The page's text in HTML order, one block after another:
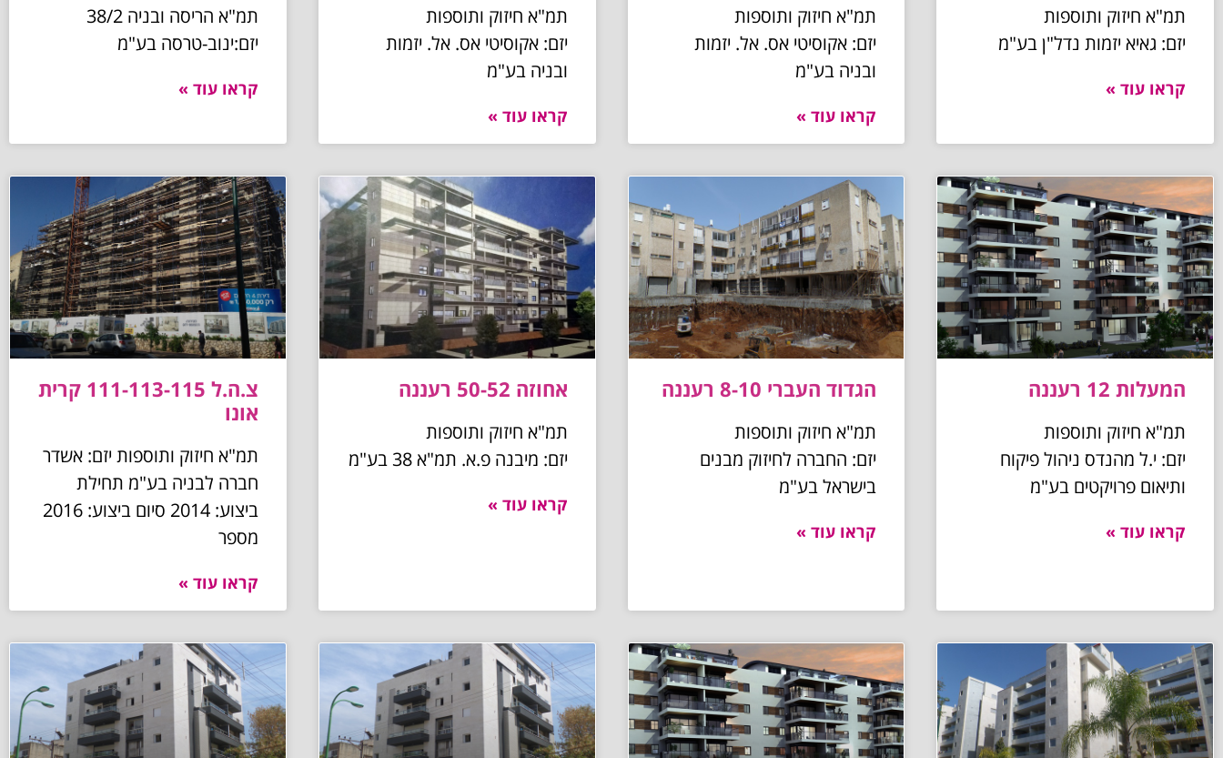
תמ"א חיזוק ותוספות
יזם: גאיא יזמות נדל"ן בע"מ
קראו עוד »
תמ"א חיזוק ותוספות
יזם: אקוסיטי אס. אל. יזמות
ובניה בע"מ
קראו עוד »
תמ"א חיזוק ותוספות
יזם: אקוסיטי אס. אל. יזמות
ובניה בע"מ
קראו עוד »
תמ"א הריסה ובניה 38/2
יזם:ינוב-טרסה בע"מ
קראו עוד »
המעלות 12 רעננה
תמ"א חיזוק ותוספות
יזם: י.ל מהנדס ניהול פיקוח
ותיאום פרויקטים בע"מ
קראו עוד »
הגדוד העברי 8-10 רעננה
תמ"א חיזוק ותוספות
יזם: החברה לחיזוק מבנים
בישראל בע"מ
קראו עוד »
אחוזה 50-52 רעננה
תמ"א חיזוק ותוספות
יזם: מיבנה פ.א. תמ"א 38 בע"מ
קראו עוד »
צ.ה.ל 111-113-115 קרית
אונו
תמ"א חיזוק ותוספות יזם: אשדר
חברה לבניה בע"מ תחילת
ביצוע: 2014 סיום ביצוע: 2016
מספר
קראו עוד »